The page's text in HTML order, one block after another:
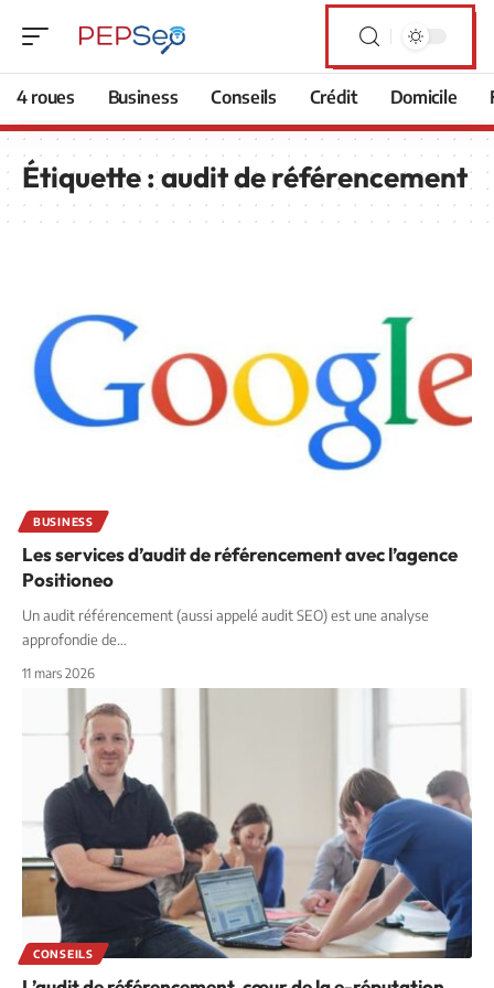
4 roues Business Conseils Crédit Domicile
Étiquette :audit de référencement
BUSINESS
Les services d’audit de référencement avec l’agence
Positioneo
Un audit référencement (aussi appelé audit SEO) est une analyse
approfondie de…
11 mars 2026
CONSEILS